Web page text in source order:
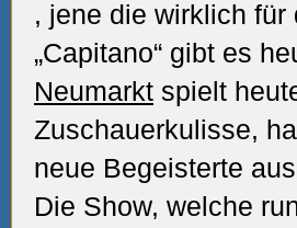
, jene die wirklich
„Capitano“ gibt es
Neumarkt spielt
Zuschauerkulisse,
neue Begeisterte
Die Show, welche